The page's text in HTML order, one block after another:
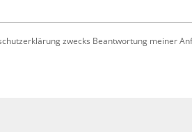
zwecks Beantwortung meiner